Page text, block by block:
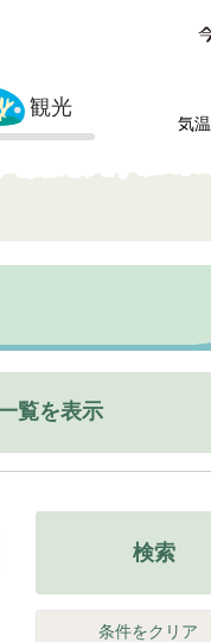
観光
気温
覧を表示
検索
条件をクリア